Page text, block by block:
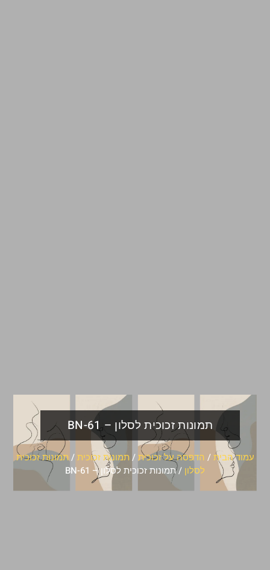
תמונות זכוכית לסלון – BN-61
עמוד הבית/ הדפסה על זכוכית/ תמונות זכוכית/תמונות זכוכית
לסלון / תמונות זכוכית לסלון – BN-61